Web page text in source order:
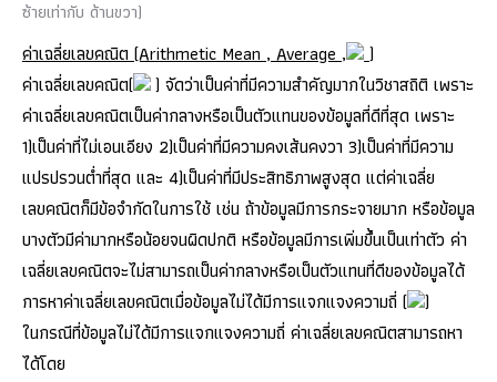
ซ้ายเท่ากับ ด้านขวา)
ค่าเฉลี่ยเลขคณิต (Arithmetic Mean , Average ,
)
ค่าเฉลี่ยเลขคณิต(
) จัดว่าเป็นค่าที่มีความสำคัญมากในวิชาสถิติ เพราะ
ค่าเฉลี่ยเลขคณิตเป็นค่ากลางหรือเป็นตัวแทนของข้อมูลที่ดีที่สุด เพราะ
1)เป็นค่าที่ไม่เอนเอียง 2)เป็นค่าที่มีความคงเส้นคงวา 3)เป็นค่าที่มีความ
แปรปรวนต่ำที่สุด และ 4)เป็นค่าที่มีประสิทธิภาพสูงสุด แต่ค่าเฉลี่ย
เลขคณิตก็มีข้อจำกัดในการใช้ เช่น ถ้าข้อมูลมีการกระจายมาก หรือข้อมูล
บางตัวมีค่ามากหรือน้อยจนผิดปกติ หรือข้อมูลมีการเพิ่มขึ้นเป็นเท่าตัว ค่า
เฉลี่ยเลขคณิตจะไม่สามารถเป็นค่ากลางหรือเป็นตัวแทนที่ดีของข้อมูลได้
การหาค่าเฉลี่ยเลขคณิตเมื่อข้อมูลไม่ได้มีการแจกแจงความถี่ (
)
ในกรณีที่ข้อมูลไม่ได้มีการแจกแจงความถี่ ค่าเฉลี่ยเลขคณิตสามารถหา
ได้โดย